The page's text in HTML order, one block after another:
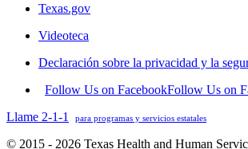
Texas.gov
Videoteca
Declaración sobre la privacidad y la
Follow Us on FacebookFollow Us on
Llame 2-1-1
para programas y servicios estatales
© 2015 - 2026 Texas Health and Human